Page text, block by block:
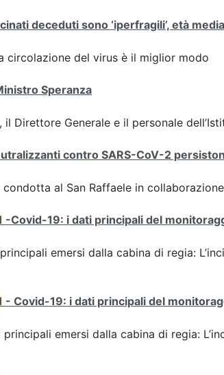
deceduti sono ‘iperfragili’, età
circolazione del virus è il miglior modo
Speranza
il Direttore Generale e il personale
contro SARS-CoV-2
al San Raffaele in
-Covid-19: i dati principali del
emersi dalla cabina di regia:
- Covid-19: i dati principali del
emersi dalla cabina di regia: